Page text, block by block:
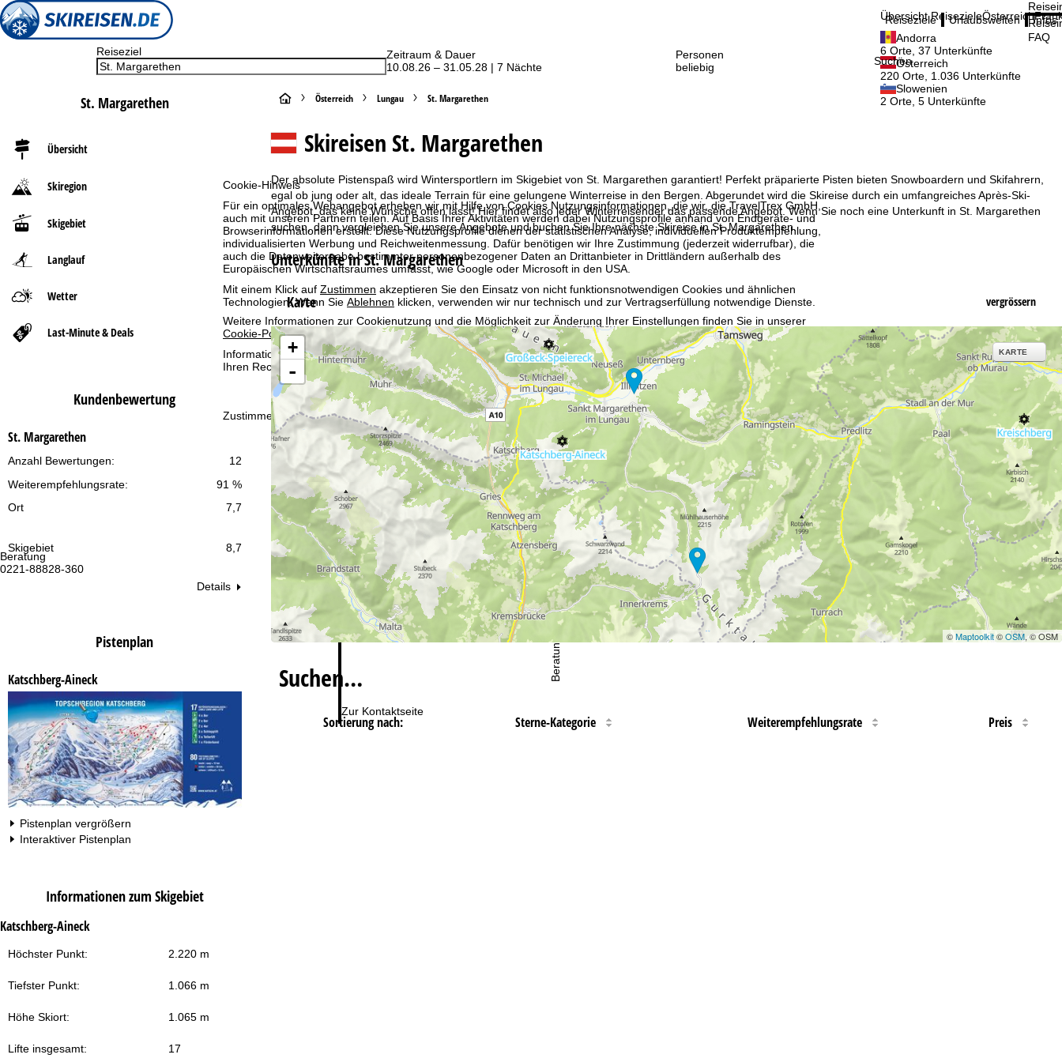
Cookie-Hinweis
Für ein optimales Webangebot erheben wir mit Hilfe von Cookies Nutzungsinformationen, die wir, die TravelTrex GmbH,
auch mit unseren Partnern teilen. Auf Basis Ihrer Aktivitäten werden dabei Nutzungsprofile anhand von Endgeräte- und
Browserinformationen erstellt. Diese Nutzungsprofile dienen der statistischen Analyse, individuellen Produktempfehlung,
individualisierten Werbung und Reichweitenmessung. Dafür benötigen wir Ihre Zustimmung (jederzeit widerrufbar), die
auch die Datenweitergabe bestimmter personenbezogener Daten an Drittanbieter in Drittländern außerhalb des
Europäischen Wirtschaftsraumes umfasst, wie Google oder Microsoft in den USA.
Mit einem Klick auf Zustimmen akzeptieren Sie den Einsatz von nicht funktionsnotwendigen Cookies und ähnlichen
Technologien. Wenn Sie Ablehnen klicken, verwenden wir nur technisch und zur Vertragserfüllung notwendige Dienste.
Weitere Informationen zur Cookienutzung und die Möglichkeit zur Änderung Ihrer Einstellungen finden Sie in unserer
Cookie-Policy.
Informationen zum Verantwortlichen finden Sie in unseremImpressum. Informationen zu den Verarbeitungszwecken und
Ihren Rechten finden Sie in unsererDatenschutzerklärung.
Zustimmen
Beratung
0221-88828-360
Öffnungszeiten
Mo-Do:
09:00-17:00 Uhr
Fr:
09:00-15:00 Uhr
Sa-So:
geschlossen
Zur Kontaktseite
Beratung
Reiseziele
Übersicht ReisezieleÖsterreich
Andorra
6 Orte, 37 Unterkünfte
Österreich
220 Orte, 1.036 Unterkünfte
Slowenien
2 Orte, 5 Unterkünfte
Urlaubswelten Infos
FAQ
Reiseziel
Zeitraum & Dauer
10.08.26 – 31.05.28 | 7 Nächte
Personen
beliebig
Suchen
St. Margarethen
Übersicht
Skiregion
Skigebiet
Langlauf
Wetter
Last-Minute & Deals
Kundenbewertung
St. Margarethen
12
Anzahl Bewertungen:
91 %
Weiterempfehlungsrate:
Ort
7,7
Skigebiet 8,7
Details
Pistenplan
Katschberg-Aineck
Pistenplan vergrößern
Interaktiver Pistenplan
Informationen zum Skigebiet
Katschberg-Aineck
Höchster Punkt: 2.220 m
Tiefster Punkt: 1.066 m
Höhe Skiort: 1.065 m
Lifte insgesamt: 17
S
t
r
t
s
e
i
t
e
Österreich Lungau St. Margarethen
Skireisen St. Margarethen
Der absolute Pistenspaß wird Wintersportlern im Skigebiet von St. Margarethen garantiert! Perfekt präparierte Pisten bieten Snowboardern und Skifahrern,
egal ob jung oder alt, das ideale Terrain für eine gelungene Winterreise in den Bergen. Abgerundet wird die Skireise durch ein umfangreiches Après-Ski-
Angebot, das keine Wünsche offen lässt! Hier findet also jeder Winterreisender das passende Angebot. Wenn Sie noch eine Unterkunft in St. Margarethen
suchen, dann vergleichen Sie unsere Angebote und buchen Sie Ihre nächste Skireise in St. Margarethen.
Unterkünfte in St. Margarethen
Karte vergrössern
+
-
KARTE
©Maptoolkit©OSM, © OSM
Suchen…
Sortierung nach: Sterne-Kategorie Weiterempfehlungsrate Preis